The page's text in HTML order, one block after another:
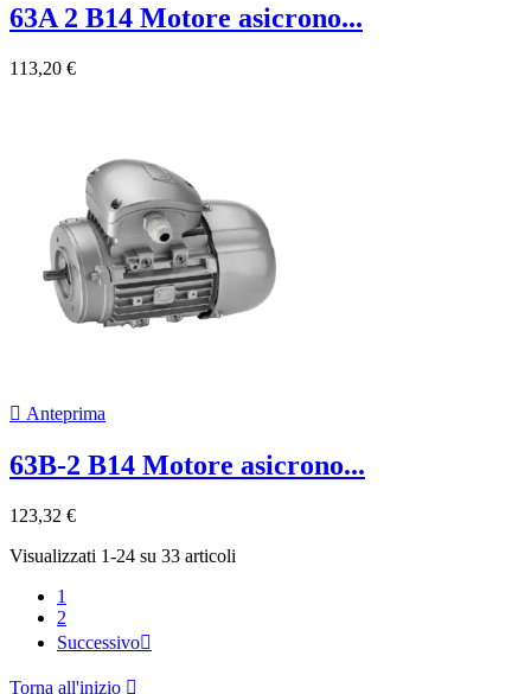
63A 2 B14 Motore asicrono...
113,20 €
 Anteprima
63B-2 B14 Motore asicrono...
123,32 €
Visualizzati 1-24 su 33 articoli
1
2
Successivo
Torna all'inizio 